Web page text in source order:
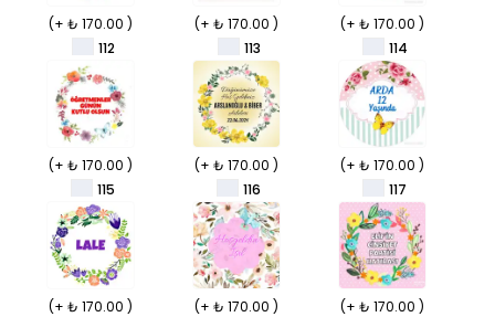
(+ ₺ 170.00 )
112
(+ ₺ 170.00 )
113
(+ ₺ 170.00 )
114
(+ ₺ 170.00 )
115
(+ ₺ 170.00 )
116
(+ ₺ 170.00 )
117
(+ ₺ 170.00 )
(+ ₺ 170.00 )
(+ ₺ 170.00 )